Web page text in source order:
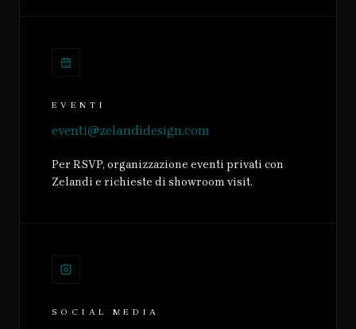
EVENTI
eventi@zelandidesign.com
Per RSVP, organizzazione eventi privati con
Zelandi e richieste di showroom visit.
SOCIAL MEDIA